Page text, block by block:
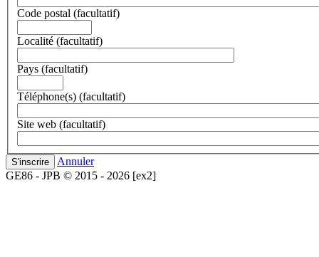
Code postal (facultatif)
Localité (facultatif)
Pays (facultatif)
Téléphone(s) (facultatif)
Site web (facultatif)
S'inscrire
Annuler
GE86 - JPB © 2015 - 2026 [ex2]